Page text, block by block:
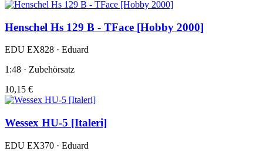
Henschel Hs 129 B - TFace [Hobby 2000]
EDU EX828 · Eduard
1:48 · Zubehörsatz
10,15 €
Wessex HU-5 [Italeri]
EDU EX370 · Eduard